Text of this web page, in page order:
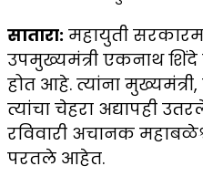
सातारा: महायुती
उपमुख्यमंत्री एकनाथ शिंदे
होत आहे. त्यांना
त्यांचा चेहरा अद्यापही
रविवारी अचानक
परतले आहेत.